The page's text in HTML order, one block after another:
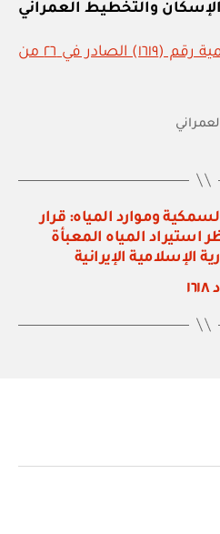
الإسكان والتخطيط العمراني
عدد الجريدة الرسمية رقم (١٦١٩) الصادر في ٢٦ من
وموارد المياه: قرار
رقم ٢٤١ / ٢٠٢٥ بحظر استيراد المياه المعبأة
الإسلامية الإيرانية